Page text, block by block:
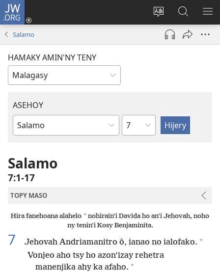
JW.ORG
Hiova
fiteny
Hiditra
(manokatra
rohy)
ato
Amin’ny
Salamo
HAMAKY AMIN'NY TENY
ASEHOY
Boky
Amin’ny
Baiboly
Toko
Salamo
7:1-17
TOPY MASO
Hira fanehoana alahelo * nohirain’i Davida ho an’i Jehovah, noho
ny tenin’i Kosy Benjaminita.
7 Jehovah Andriamanitro ô, ianao no ialofako. +
Vonjeo aho tsy ho azon’izay rehetra
manenjika ahy ka afaho. +